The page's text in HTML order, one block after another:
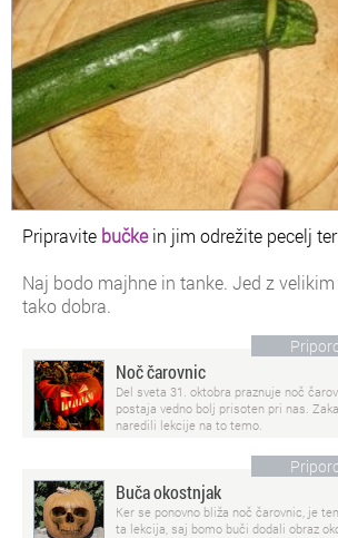
Pripravite bučkein jim odrežite pecelj
Naj bodo majhne in tanke. Jed z
tako dobra.
Noč čarovnic
Del sveta 31. oktobra praznuje noč
postaja vedno bolj prisoten pri nas.
naredili lekcije na to temo.
Buča okostnjak
Ker se ponovno bliža noč čarovnic, je
ta lekcija, saj bomo buči dodali obraz